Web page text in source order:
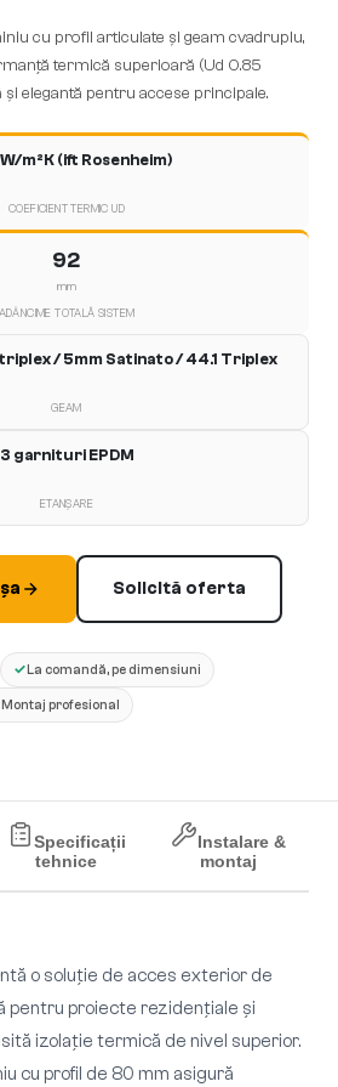
cu profil articulate și geam cvadruplu,
termică superioară (Ud 0.85
elegantă pentru accese principale.
m²K (ift Rosenheim)
COEFICIENT TERMIC UD
92
mm
ADÂNCIME TOTALĂ SISTEM
/ 5mm Satinato / 44.1 Triplex
GEAM
3 garnituri EPDM
ETANȘARE
Solicită oferta
✓ La comandă, pe dimensiuni
Montaj profesional
Specificații
tehnice
Instalare &
montaj
o soluție de acces exterior de
pentru proiecte rezidențiale și
izolație termică de nivel superior.
cu profil de 80 mm asigură